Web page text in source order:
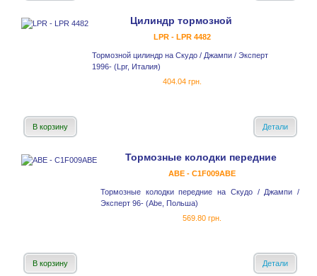
Цилиндр тормозной
LPR - LPR 4482
Тормозной цилиндр на Скудо / Джампи / Эксперт
1996- (Lpr, Италия)
404.04 грн.
В корзину Детали
Тормозные колодки передние
ABE - C1F009ABE
Тормозные колодки передние на Скудо / Джампи /
Эксперт 96- (Abe, Польша)
569.80 грн.
В корзину Детали